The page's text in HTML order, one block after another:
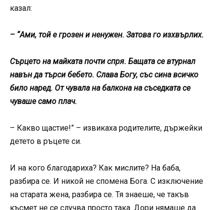
казал:
– “Ами, той е грозен и ненужен. Затова го изхвърлих.
Сърцето на майката почти спря. Бащата се втурнал
навън да търси бебето. Слава Богу, със сина всичко
било наред. От чувала на балкона на съседката се
чуваше само плач.
– Какво щастие!” – извикаха родителите, държейки
детето в ръцете си.
И на кого благодариха? Как мислите? На баба,
разбира се. И никой не спомена Бога. С изключение
на старата жена, разбира се. Тя знаеше, че такъв
късмет не се случва просто така. Дори нямаше да